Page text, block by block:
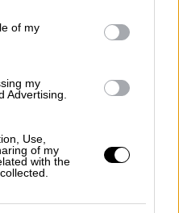
purposes in below Google
of my
my
Advertising.
Use,
of my
with the
των σωματείων
«Σοκολατοβροχή»
άρματος
και αισιοδοξίας
στα
Γεωργίου Α΄.